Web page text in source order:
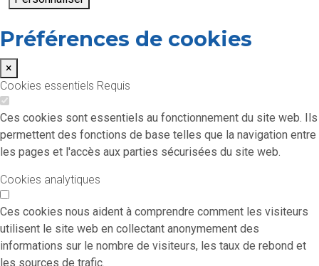
Préférences de cookies
×
Cookies essentiels Requis
Ces cookies sont essentiels au fonctionnement du site web. Ils
permettent des fonctions de base telles que la navigation entre
les pages et l'accès aux parties sécurisées du site web.
Cookies analytiques
Ces cookies nous aident à comprendre comment les visiteurs
utilisent le site web en collectant anonymement des
informations sur le nombre de visiteurs, les taux de rebond et
les sources de trafic.